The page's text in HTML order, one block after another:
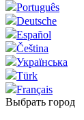
Português
Deutsche
Español
Čeština
Українська
Türk
Français
Выбрать город